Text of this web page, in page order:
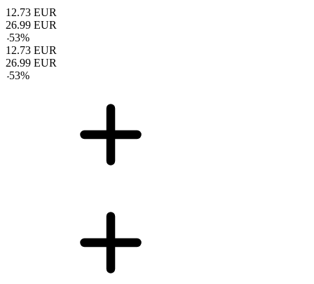
12.73 EUR
26.99 EUR
-53%
12.73 EUR
26.99 EUR
-53%